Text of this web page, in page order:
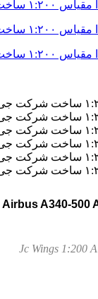
Jc Wings 1:200